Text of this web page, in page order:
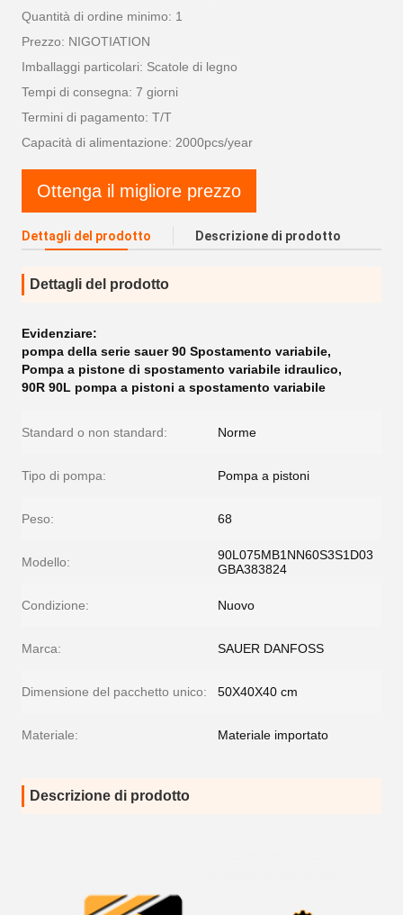
Quantità di ordine minimo: 1
Prezzo: NIGOTIATION
Imballaggi particolari: Scatole di legno
Tempi di consegna: 7 giorni
Termini di pagamento: T/T
Capacità di alimentazione: 2000pcs/year
Ottenga il migliore prezzo
Dettagli del prodotto Descrizione di prodotto
Dettagli del prodotto
Evidenziare:
pompa della serie sauer 90 Spostamento variabile,
Pompa a pistone di spostamento variabile idraulico,
90R 90L pompa a pistoni a spostamento variabile
Standard o non standard: Norme
Tipo di pompa: Pompa a pistoni
Peso: 68
Modello:
90L075MB1NN60S3S1D03
GBA383824
Condizione: Nuovo
Marca: SAUER DANFOSS
Dimensione del pacchetto unico: 50X40X40 cm
Materiale: Materiale importato
Descrizione di prodotto